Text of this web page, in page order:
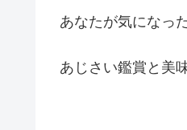
あなたが気になっ
あじさい鑑賞と美